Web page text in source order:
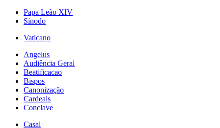
Papa Leão XIV
Sínodo
Vaticano
Angelus
Audiência Geral
Beatificacao
Bispos
Canonização
Cardeais
Conclave
Casal